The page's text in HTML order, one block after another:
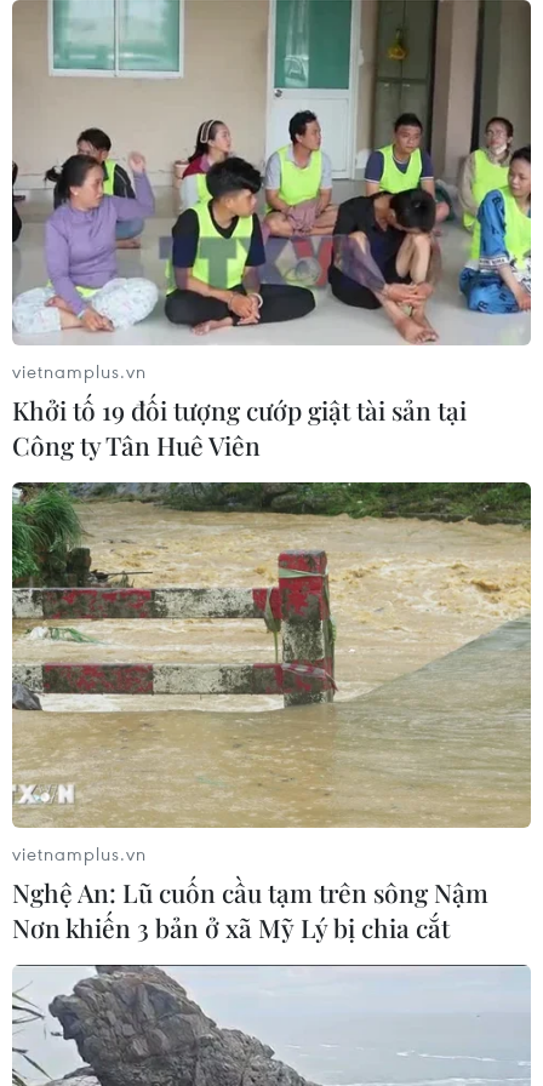
08/08/2026 04:16
CHUYỆN TUẦN QUA: Cảnh
báo nạn "giang hồ mạng” kéo những
hệ lụy ảo tràn ra đời thực
08/08/2026 04:00
Quảng Trị triệt phá đường dây vận
chuyển hơn 210kg vật liệu nổ
Cần Thơ: Khởi tố 19 bị can trong vụ
dàn cảnh cướp giật tại Tân Huê Viên
08/08/2026 01:33
TP Hồ Chí Minh: Bắt khẩn cấp bảo
mẫu có hành vi bạo hành trẻ tại
trường mầm non
08/08/2026 01:33
Bổ sung một số chức danh có thẩm
quyền xử phạt vi phạm hành chính
từ ngày 26/9
07/08/2026 23:00
Bế mạc Hội thi lực lượng tham gia
bảo vệ an ninh, trật tự ở cơ sở giỏi
toàn quốc
vietnamplus.vn
Khởi tố 19 đối tượng cướp giật tài sản tại
Công ty Tân Huê Viên
vietnamplus.vn
Nghệ An: Lũ cuốn cầu tạm trên sông Nậm
Nơn khiến 3 bản ở xã Mỹ Lý bị chia cắt